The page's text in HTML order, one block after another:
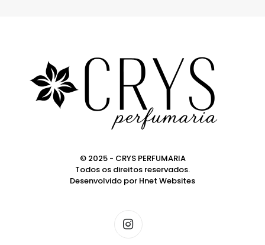
© 2025 - CRYS PERFUMARIA
Todos os direitos reservados.
Desenvolvido por Hnet Websites